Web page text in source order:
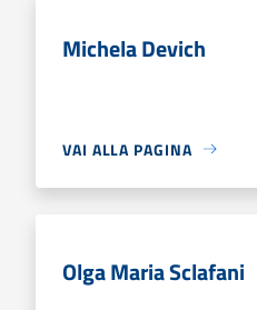
Michela Devich
VAI ALLA PAGINA
Olga Maria Sclafani